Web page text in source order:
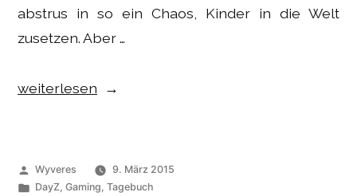
abstrus in so ein Chaos, Kinder in die Welt
zusetzen. Aber …
„Gaming
Tagebuch:
weiterlesen
Veröffentlicht
von
Wyveres
9. März 2015
Veröffentlicht
DayZ ,Gaming ,Tagebuch